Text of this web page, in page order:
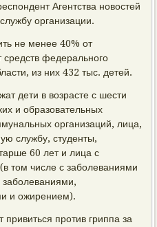
Агентства новостей
организации.
не менее 40% от
средств федерального
из них 432 тыс. детей.
дети в возрасте с шести
и образовательных
организаций, лица,
службу, студенты,
60 лет и лица с
том числе с заболеваниями
заболеваниями,
и ожирением).
против гриппа за